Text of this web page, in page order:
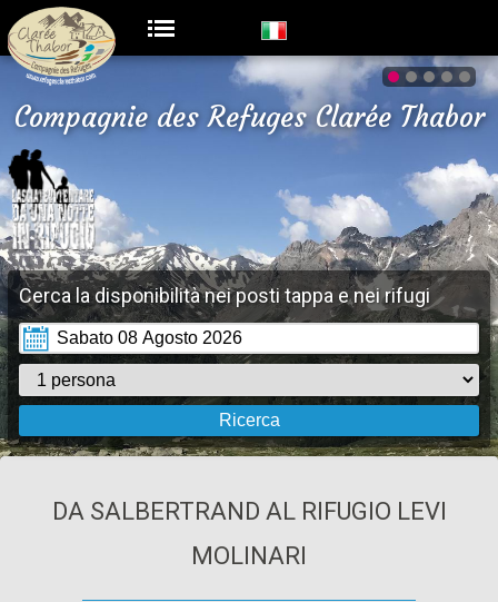
Compagnie des Refuges Clarée Thabor
Cerca la disponibilità nei posti tappa e nei rifugi
DA SALBERTRAND AL RIFUGIO LEVI
MOLINARI